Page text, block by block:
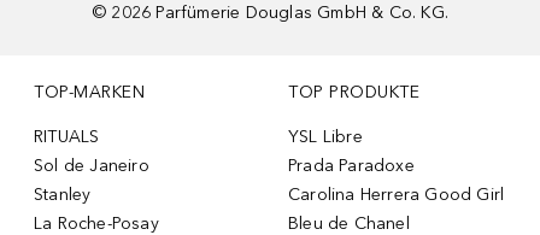
© 2026 Parfümerie Douglas GmbH & Co. KG.
TOP-MARKEN
RITUALS
Sol de Janeiro
Stanley
La Roche-Posay
TOP PRODUKTE
YSL Libre
Prada Paradoxe
Carolina Herrera Good Girl
Bleu de Chanel